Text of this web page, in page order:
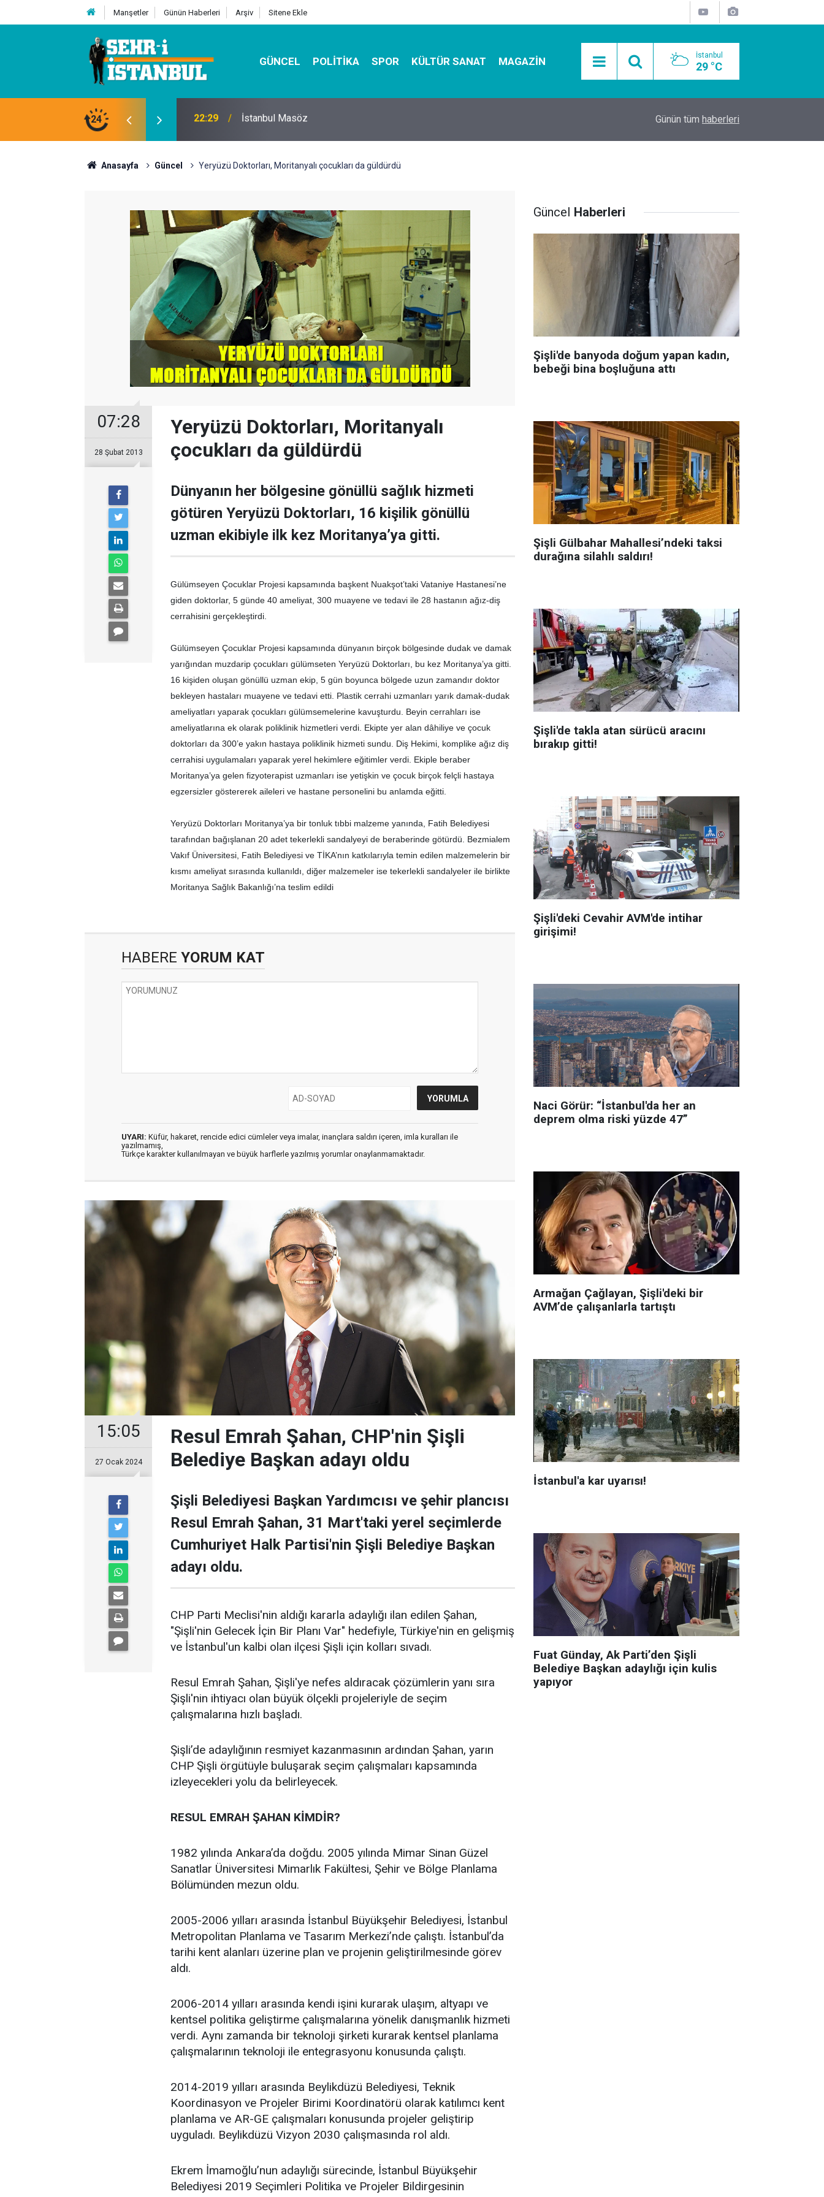
Manşetler Günün Haberleri Arşiv Sitene Ekle
GÜNCEL POLITIKA SPOR KÜLTÜR SANAT MAGAZIN İstanbul
29 °C
24 07:32 Kutu Sihirbazı ile Estetik, Dayanıklı ve Çevre Dostu Ambalaj Mobil Araçlarla Hayır Lokması Dağıtımının
Günün tüm haberleri
Anasayfa Güncel Yeryüzü Doktorları, Moritanyalı çocukları da güldürdü
07:28
28 Şubat 2013
Yeryüzü Doktorları, Moritanyalı
çocukları da güldürdü
Dünyanın her bölgesine gönüllü sağlık hizmeti
götüren Yeryüzü Doktorları, 16 kişilik gönüllü
uzman ekibiyle ilk kez Moritanya’ya gitti.
Gülümseyen Çocuklar Projesi kapsamında başkent Nuakşot’taki Vataniye Hastanesi’ne
giden doktorlar, 5 günde 40 ameliyat, 300 muayene ve tedavi ile 28 hastanın ağız-diş
cerrahisini gerçekleştirdi.
Gülümseyen Çocuklar Projesi kapsamında dünyanın birçok bölgesinde dudak ve damak
yarığından muzdarip çocukları gülümseten Yeryüzü Doktorları, bu kez Moritanya’ya gitti.
16 kişiden oluşan gönüllü uzman ekip, 5 gün boyunca bölgede uzun zamandır doktor
bekleyen hastaları muayene ve tedavi etti. Plastik cerrahi uzmanları yarık damak-dudak
ameliyatları yaparak çocukları gülümsemelerine kavuşturdu. Beyin cerrahları ise
ameliyatlarına ek olarak poliklinik hizmetleri verdi. Ekipte yer alan dâhiliye ve çocuk
doktorları da 300’e yakın hastaya poliklinik hizmeti sundu. Diş Hekimi, komplike ağız diş
cerrahisi uygulamaları yaparak yerel hekimlere eğitimler verdi. Ekiple beraber
Moritanya’ya gelen fizyoterapist uzmanları ise yetişkin ve çocuk birçok felçli hastaya
egzersizler göstererek aileleri ve hastane personelini bu anlamda eğitti.
Yeryüzü Doktorları Moritanya’ya bir tonluk tıbbi malzeme yanında, Fatih Belediyesi
tarafından bağışlanan 20 adet tekerlekli sandalyeyi de beraberinde götürdü. Bezmialem
Vakıf Üniversitesi, Fatih Belediyesi ve TİKA’nın katkılarıyla temin edilen malzemelerin bir
kısmı ameliyat sırasında kullanıldı, diğer malzemeler ise tekerlekli sandalyeler ile birlikte
Moritanya Sağlık Bakanlığı’na teslim edildi
HABERE YORUM KAT
UYARI: Küfür, hakaret, rencide edici cümleler veya imalar, inançlara saldırı içeren, imla kuralları ile
yazılmamış,
Türkçe karakter kullanılmayan ve büyük harflerle yazılmış yorumlar onaylanmamaktadır.
15:05
27 Ocak 2024
Resul Emrah Şahan, CHP'nin Şişli
Belediye Başkan adayı oldu
Şişli Belediyesi Başkan Yardımcısı ve şehir plancısı
Resul Emrah Şahan, 31 Mart'taki yerel seçimlerde
Cumhuriyet Halk Partisi'nin Şişli Belediye Başkan
adayı oldu.
CHP Parti Meclisi'nin aldığı kararla adaylığı ilan edilen Şahan,
"Şişli'nin Gelecek İçin Bir Planı Var" hedefiyle, Türkiye'nin en gelişmiş
ve İstanbul'un kalbi olan ilçesi Şişli için kolları sıvadı.
Resul Emrah Şahan, Şişli'ye nefes aldıracak çözümlerin yanı sıra
Şişli'nin ihtiyacı olan büyük ölçekli projeleriyle de seçim
çalışmalarına hızlı başladı.
Şişli’de adaylığının resmiyet kazanmasının ardından Şahan, yarın
CHP Şişli örgütüyle buluşarak seçim çalışmaları kapsamında
izleyecekleri yolu da belirleyecek.
RESUL EMRAH ŞAHAN KİMDİR?
1982 yılında Ankara’da doğdu. 2005 yılında Mimar Sinan Güzel
Sanatlar Üniversitesi Mimarlık Fakültesi, Şehir ve Bölge Planlama
Bölümünden mezun oldu.
2005-2006 yılları arasında İstanbul Büyükşehir Belediyesi, İstanbul
Metropolitan Planlama ve Tasarım Merkezi’nde çalıştı. İstanbul’da
tarihi kent alanları üzerine plan ve projenin geliştirilmesinde görev
aldı.
2006-2014 yılları arasında kendi işini kurarak ulaşım, altyapı ve
kentsel politika geliştirme çalışmalarına yönelik danışmanlık hizmeti
verdi. Aynı zamanda bir teknoloji şirketi kurarak kentsel planlama
çalışmalarının teknoloji ile entegrasyonu konusunda çalıştı.
2014-2019 yılları arasında Beylikdüzü Belediyesi, Teknik
Koordinasyon ve Projeler Birimi Koordinatörü olarak katılımcı kent
planlama ve AR-GE çalışmaları konusunda projeler geliştirip
uyguladı. Beylikdüzü Vizyon 2030 çalışmasında rol aldı.
Ekrem İmamoğlu’nun adaylığı sürecinde, İstanbul Büyükşehir
Belediyesi 2019 Seçimleri Politika ve Projeler Bildirgesinin
Güncel Haberleri
Şişli'de banyoda doğum yapan kadın,
bebeği bina boşluğuna attı
Şişli Gülbahar Mahallesi’ndeki taksi
durağına silahlı saldırı!
Şişli'de takla atan sürücü aracını
bırakıp gitti!
Şişli'deki Cevahir AVM'de intihar
girişimi!
Naci Görür: “İstanbul'da her an
deprem olma riski yüzde 47”
Armağan Çağlayan, Şişli'deki bir
AVM’de çalışanlarla tartıştı
İstanbul'a kar uyarısı!
Fuat Günday, Ak Parti’den Şişli
Belediye Başkan adaylığı için kulis
yapıyor